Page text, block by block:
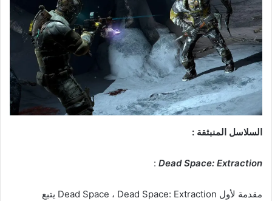
السلاسل المنبثقة :
Dead Space: Extraction
:
مقدمة لأول Dead Space ، Dead Space: Extraction يتبع